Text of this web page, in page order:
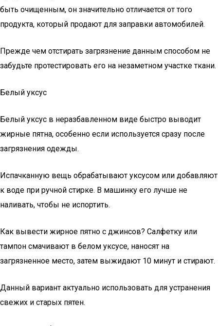
быть очищенным, он значительно отличается от того
продукта, который продают для заправки автомобилей.
Прежде чем отстирать загрязнение данным способом не
забудьте протестировать его на незаметном участке ткани.
Белый уксус
Белый уксус в неразбавленном виде быстро выводит
жирные пятна, особенно если используется сразу после
загрязнения одежды.
Испачканную вещь обрабатывают уксусом или добавляют
к воде при ручной стирке. В машинку его лучше не
наливать, чтобы не испортить.
Как вывести жирное пятно с джинсов? Салфетку или
тампон смачивают в белом уксусе, наносят на
загрязненное место, затем выжидают 10 минут и стирают.
Данный вариант актуально использовать для устранения
свежих и старых пятен.